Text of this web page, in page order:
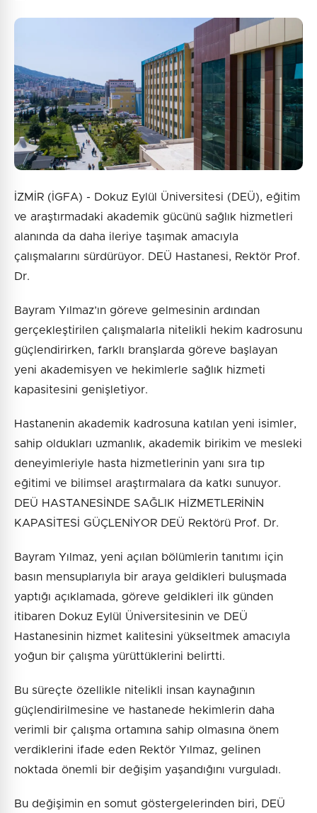
İZMİR (İGFA) - Dokuz Eylül Üniversitesi (DEÜ), eğitim
ve araştırmadaki akademik gücünü sağlık hizmetleri
alanında da daha ileriye taşımak amacıyla
çalışmalarını sürdürüyor. DEÜ Hastanesi, Rektör Prof.
Dr.
Bayram Yılmaz’ın göreve gelmesinin ardından
gerçekleştirilen çalışmalarla nitelikli hekim kadrosunu
güçlendirirken, farklı branşlarda göreve başlayan
yeni akademisyen ve hekimlerle sağlık hizmeti
kapasitesini genişletiyor.
Hastanenin akademik kadrosuna katılan yeni isimler,
sahip oldukları uzmanlık, akademik birikim ve mesleki
deneyimleriyle hasta hizmetlerinin yanı sıra tıp
eğitimi ve bilimsel araştırmalara da katkı sunuyor.
DEÜ HASTANESİNDE SAĞLIK HİZMETLERİNİN
KAPASİTESİ GÜÇLENİYOR DEÜ Rektörü Prof. Dr.
Bayram Yılmaz, yeni açılan bölümlerin tanıtımı için
basın mensuplarıyla bir araya geldikleri buluşmada
yaptığı açıklamada, göreve geldikleri ilk günden
itibaren Dokuz Eylül Üniversitesinin ve DEÜ
Hastanesinin hizmet kalitesini yükseltmek amacıyla
yoğun bir çalışma yürüttüklerini belirtti.
Bu süreçte özellikle nitelikli insan kaynağının
güçlendirilmesine ve hastanede hekimlerin daha
verimli bir çalışma ortamına sahip olmasına önem
verdiklerini ifade eden Rektör Yılmaz, gelinen
noktada önemli bir değişim yaşandığını vurguladı.
Bu değişimin en somut göstergelerinden biri, DEÜ